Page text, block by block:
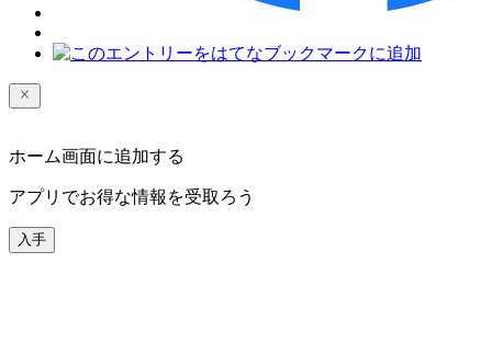
ホーム画面に追加する
アプリでお得な情報を受取ろう
入手